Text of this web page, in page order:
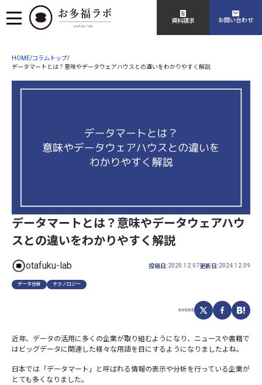
資料請求 お問い合わせ
HOME/コラムトップ/
データマートとは？意味やデータウェアハウスとの違いをわかりやすく解説
データマートとは？意味やデータウェアハウ
スとの違いをわかりやすく解説
otafuku-lab 投稿日:2020.12.07更新日:2024.12.09
データ分析 テクノロジー
SHERE
近年、データの活用に多くの企業が取り組むようになり、ニュースや書籍で
はビッグデータに関連した様々な用語を目にするようになりましたよね。
日本では「データマート」と呼ばれる情報の表示や分析を行っている企業が
とても多くなりました。